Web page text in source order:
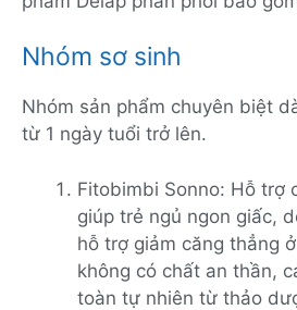
Nhóm sơ sinh
Nhóm sản phẩm chuyên biệt
từ 1 ngày tuổi trở lên.
Fitobimbi Sonno: Hỗ trợ
giúp trẻ ngủ ngon giấc,
hỗ trợ giảm căng thẳng
không có chất an thần,
toàn tự nhiên từ thảo